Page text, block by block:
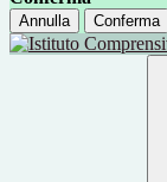
Annulla Conferma